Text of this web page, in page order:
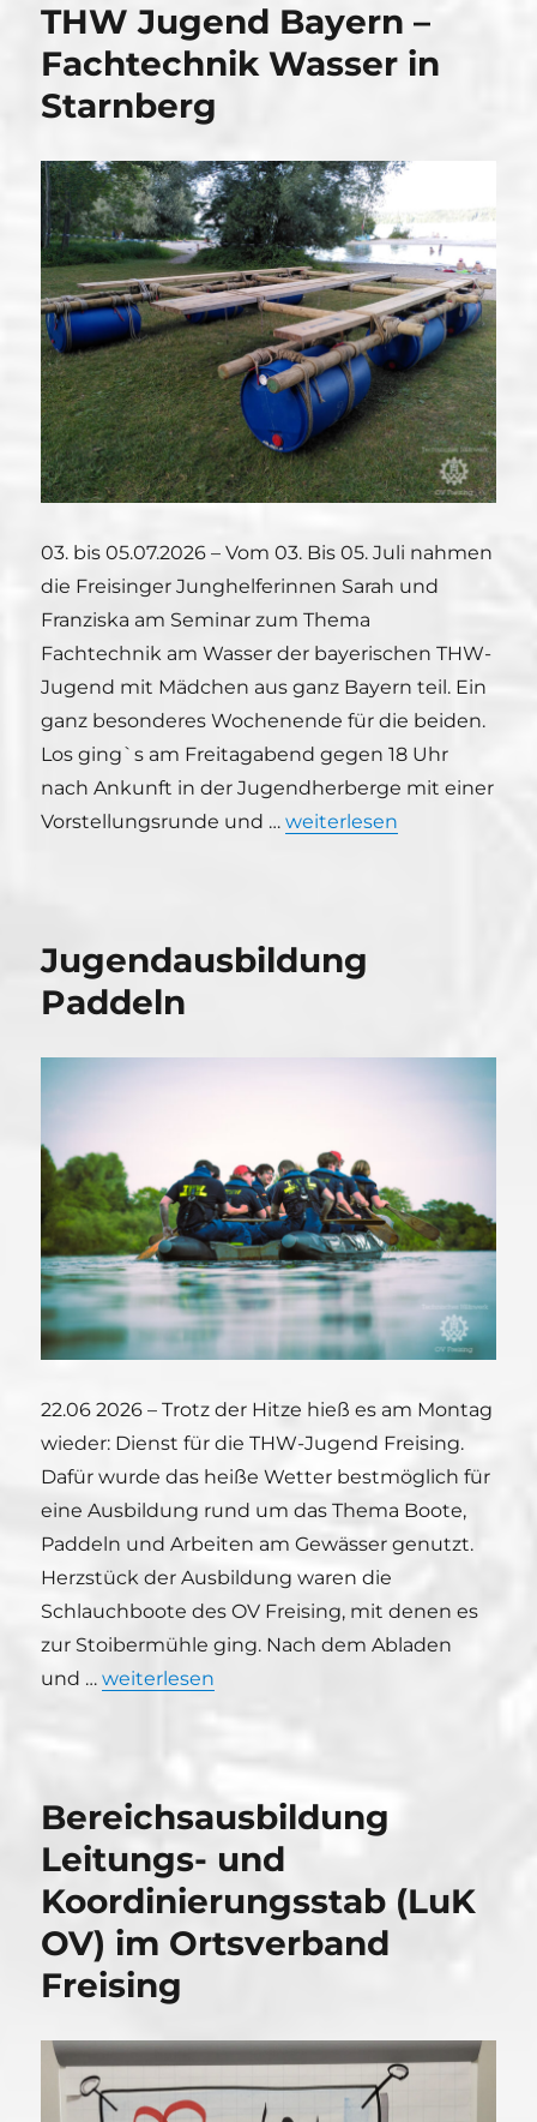
THW Jugend Bayern –
Fachtechnik Wasser in
Starnberg
03. bis 05.07.2026 – Vom 03. Bis 05. Juli nahmen
die Freisinger Junghelferinnen Sarah und
Franziska am Seminar zum Thema
Fachtechnik am Wasser der bayerischen THW-
Jugend mit Mädchen aus ganz Bayern teil. Ein
ganz besonderes Wochenende für die beiden.
Los ging`s am Freitagabend gegen 18 Uhr
nach Ankunft in der Jugendherberge mit einer
Vorstellungsrunde und …„THW Jugend Bayern –
weiterlesen
Jugendausbildung
Paddeln
22.06 2026 – Trotz der Hitze hieß es am Montag
wieder: Dienst für die THW-Jugend Freising.
Dafür wurde das heiße Wetter bestmöglich für
eine Ausbildung rund um das Thema Boote,
Paddeln und Arbeiten am Gewässer genutzt.
Herzstück der Ausbildung waren die
Schlauchboote des OV Freising, mit denen es
zur Stoibermühle ging. Nach dem Abladen
und …„Jugendausbildung Paddeln“
weiterlesen
Bereichsausbildung
Leitungs- und
Koordinierungsstab (LuK
OV) im Ortsverband
Freising